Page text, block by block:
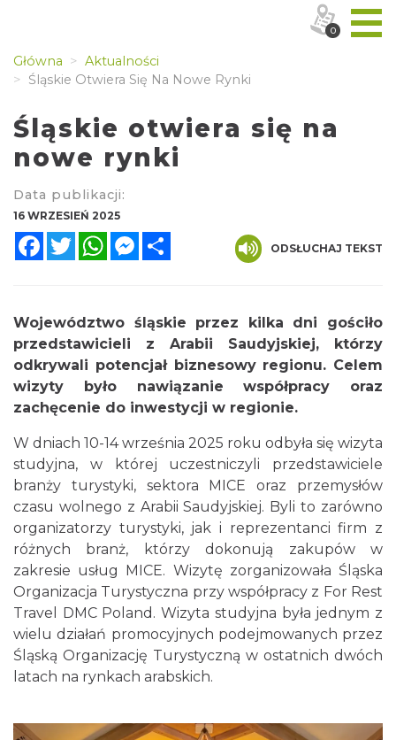
Główna
Aktualności
Śląskie Otwiera Się Na Nowe Rynki
Śląskie otwiera się na
nowe rynki
Data publikacji:
16 WRZESIEŃ 2025
FacebookTwitterWhatsAppMessenger
ODSŁUCHAJ TEKST
Województwo śląskie przez kilka dni gościło
przedstawicieli z Arabii Saudyjskiej, którzy
odkrywali potencjał biznesowy regionu. Celem
wizyty było nawiązanie współpracy oraz
zachęcenie do inwestycji w regionie.
W dniach 10-14 września 2025 roku odbyła się wizyta
studyjna, w której uczestniczyli przedstawiciele
branży turystyki, sektora MICE oraz przemysłów
czasu wolnego z Arabii Saudyjskiej. Byli to zarówno
organizatorzy turystyki, jak i reprezentanci firm z
różnych branż, którzy dokonują zakupów w
zakresie usług MICE. Wizytę zorganizowała Śląska
Organizacja Turystyczna przy współpracy z For Rest
Travel DMC Poland. Wizyta studyjna była jednym z
wielu działań promocyjnych podejmowanych przez
Śląską Organizację Turystyczną w ostatnich dwóch
latach na rynkach arabskich.
0